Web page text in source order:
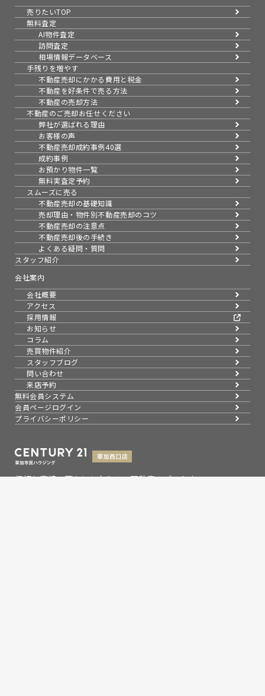
売りたいTOP
無料査定
AI物件査定
訪問査定
相場情報データベース
手残りを増やす
不動産売却にかかる費用と税金
不動産を好条件で売る方法
不動産の売却方法
不動産のご売却お任せください
弊社が選ばれる理由
お客様の声
不動産売却成約事例40選
成約事例
お預かり物件一覧
無料実査定予約
スムーズに売る
不動産売却の基礎知識
売却理由・物件別不動産売却のコツ
不動産売却の注意点
不動産売却後の手続き
よくある疑問・質問
スタッフ紹介
会社案内
会社概要
アクセス
採用情報
お知らせ
コラム
売買物件紹介
スタッフブログ
問い合わせ
来店予約
無料会員システム
会員ページログイン
プライバシーポリシー
信頼と実績で暮らしを支える、不動産のパートナー